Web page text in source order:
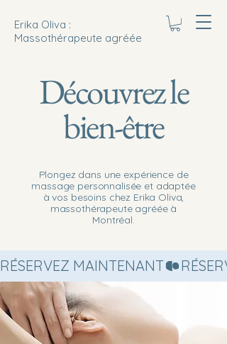
Erika Oliva :
Massothérapeute agréée
Découvrez le
bien-être
Plongez dans une expérience de
massage personnalisée et adaptée
à vos besoins chez Erika Oliva,
massothérapeute agréée à
Montréal.
RÉSERVEZ MAINTENANT